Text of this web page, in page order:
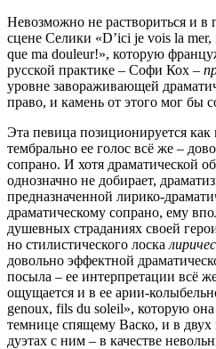
Невозможно не раствориться и в
сцене Селики «D’ici je vois la
que ma douleur!», которую
русской практике – Софи Кох –
уровне завораживающей
право, и камень от этого мог бы
Эта певица позиционируется
тембрально ее голос всё же –
сопрано. И хотя драматической
однозначно не добирает,
предназначенной лирико-
драматическому сопрано, ему
душевных страданиях своей
но стилистического лоска
довольно эффектной
посыла – ее интерпретации всё
ощущается и в ее арии-
genoux, fils du soleil», которую она
темнице спящему Васко, и в
дуэтах с ним – в качестве